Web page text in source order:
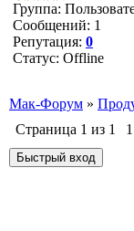
Группа:
Сообщений: 1
Репутация: 0
Статус: Offline
Мак-Форум »
Страница 1 из 1 1